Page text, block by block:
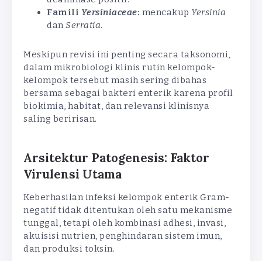
Famili Yersiniaceae: mencakup Yersinia
danSerratia.
Meskipun revisi ini penting secara taksonomi,
dalam mikrobiologi klinis rutin kelompok-
kelompok tersebut masih sering dibahas
bersama sebagai bakteri enterik karena profil
biokimia, habitat, dan relevansi klinisnya
saling beririsan.
Arsitektur Patogenesis: Faktor
Virulensi Utama
Keberhasilan infeksi kelompok enterik Gram-
negatif tidak ditentukan oleh satu mekanisme
tunggal, tetapi oleh kombinasi adhesi, invasi,
akuisisi nutrien, penghindaran sistem imun,
dan produksi toksin.